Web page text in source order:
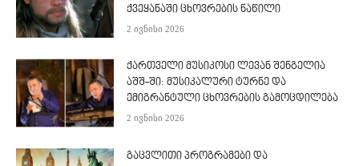
ქვეყანაში ცხოვრების ნაწილი
2 ივნისი 2026
ქართველი მუსიკოსი ლევან შენგელია
აშშ-ში: მუსიკალური ტურნე და
ემიგრანტული ცხოვრების გამოცდილება
2 ივნისი 2026
გაცვლითი პროგრამები და